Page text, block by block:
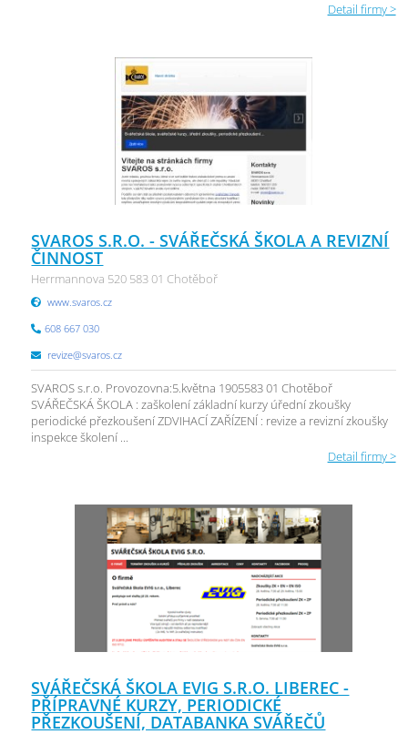
Detail firmy >
SVAROS S.R.O. - SVÁŘEČSKÁ ŠKOLA A REVIZNÍ
ČINNOST
Herrmannova 520 583 01 Chotěboř
www.svaros.cz
608 667 030
revize@svaros.cz
SVAROS s.r.o. Provozovna:5.května 1905583 01 Chotěboř
SVÁŘEČSKÁ ŠKOLA : zaškolení základní kurzy úřední zkoušky
periodické přezkoušení ZDVIHACÍ ZAŘÍZENÍ : revize a revizní zkoušky
inspekce školení ...
Detail firmy >
SVÁŘEČSKÁ ŠKOLA EVIG S.R.O. LIBEREC -
PŘÍPRAVNÉ KURZY, PERIODICKÉ
PŘEZKOUŠENÍ, DATABANKA SVÁŘEČŮ